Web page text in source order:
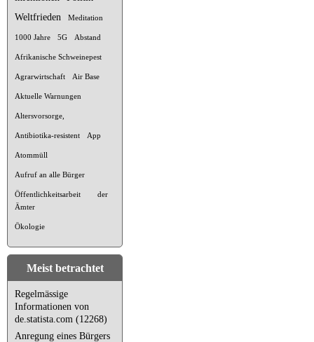
Weltfrieden
Meditation
1000 Jahre 5G Abstand
Afrikanische Schweinepest
Agrarwirtschaft Air Base
Aktuelle Warnungen
Altersvorsorge,
Antibiotika-resistent App
Atommüll
Aufruf an alle Bürger
Öffentlichkeitsarbeit der
Ämter
Ökologie
Meist betrachtet
Regelmässige
Informationen von
de.statista.com (12268)
Anregung eines Bürgers